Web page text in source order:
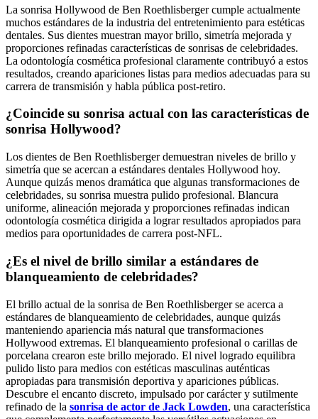
La sonrisa Hollywood de Ben Roethlisberger cumple actualmente
muchos estándares de la industria del entretenimiento para estéticas
dentales. Sus dientes muestran mayor brillo, simetría mejorada y
proporciones refinadas características de sonrisas de celebridades.
La odontología cosmética profesional claramente contribuyó a estos
resultados, creando apariciones listas para medios adecuadas para su
carrera de transmisión y habla pública post-retiro.
¿Coincide su sonrisa actual con las características de
sonrisa Hollywood?
Los dientes de Ben Roethlisberger demuestran niveles de brillo y
simetría que se acercan a estándares dentales Hollywood hoy.
Aunque quizás menos dramática que algunas transformaciones de
celebridades, su sonrisa muestra pulido profesional. Blancura
uniforme, alineación mejorada y proporciones refinadas indican
odontología cosmética dirigida a lograr resultados apropiados para
medios para oportunidades de carrera post-NFL.
¿Es el nivel de brillo similar a estándares de
blanqueamiento de celebridades?
El brillo actual de la sonrisa de Ben Roethlisberger se acerca a
estándares de blanqueamiento de celebridades, aunque quizás
manteniendo apariencia más natural que transformaciones
Hollywood extremas. El blanqueamiento profesional o carillas de
porcelana crearon este brillo mejorado. El nivel logrado equilibra
pulido listo para medios con estéticas masculinas auténticas
apropiadas para transmisión deportiva y apariciones públicas.
Descubre el encanto discreto, impulsado por carácter y sutilmente
refinado de la sonrisa de actor de Jack Lowden, una característica